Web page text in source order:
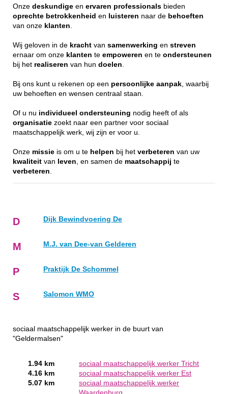
Onze deskundige en ervaren professionals bieden
oprechte betrokkenheid en luisteren naar de behoeften
van onze klanten
Wij geloven in de kracht van samenwerking en streven
ernaar om onze klanten te empoweren en te ondersteunen
bij het realiseren van hun doelen
Bij ons kunt u rekenen op een persoonlijke aanpak , waarbij
uw behoeften en wensen centraal staan.
Of u nu individueel ondersteuning nodig heeft of als
organisatie zoekt naar een partner voor sociaal
maatschappelijk werk, wij zijn er voor u.
Onze missie is om u te helpen bij het verbeteren van uw
kwaliteit van leven , en samen de maatschappij te
verbeteren
D Dijk Bewindvoering De
M M.J. van Dee-van Gelderen
P Praktijk De Schommel
S Salomon WMO
sociaal maatschappelijk werker in de buurt van
"Geldermalsen"
1.94 km
sociaal maatschappelijk werker Tricht
4.16 km
sociaal maatschappelijk werker Est
5.07 km
sociaal maatschappelijk werker